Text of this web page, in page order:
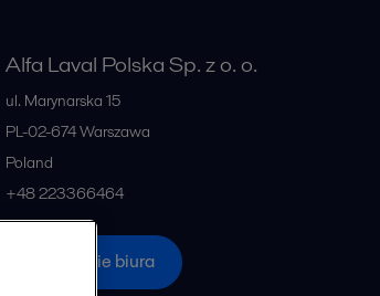
Alfa Laval Polska Sp. z o. o.
ul. Marynarska 15
PL-02-674Warszawa
Poland
+48 223366464
Wszystkie biura